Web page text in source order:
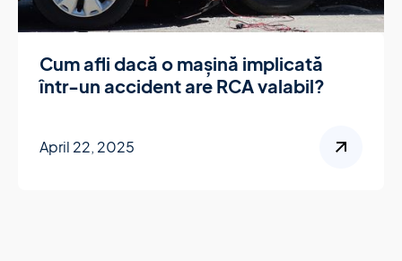
Cum afli dacă o mașină implicată
într-un accident are RCA valabil?
April 22, 2025